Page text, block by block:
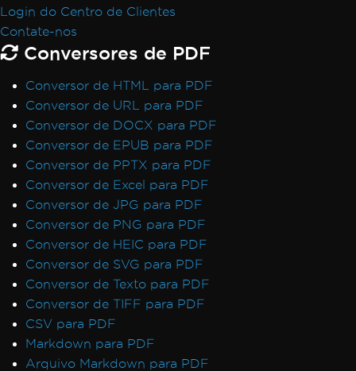
Login do Centro de Clientes
Contate-nos
Conversores de PDF
Conversor de HTML para PDF
Conversor de URL para PDF
Conversor de DOCX para PDF
Conversor de EPUB para PDF
Conversor de PPTX para PDF
Conversor de Excel para PDF
Conversor de JPG para PDF
Conversor de PNG para PDF
Conversor de HEIC para PDF
Conversor de SVG para PDF
Conversor de Texto para PDF
Conversor de TIFF para PDF
CSV para PDF
Markdown para PDF
Arquivo Markdown para PDF